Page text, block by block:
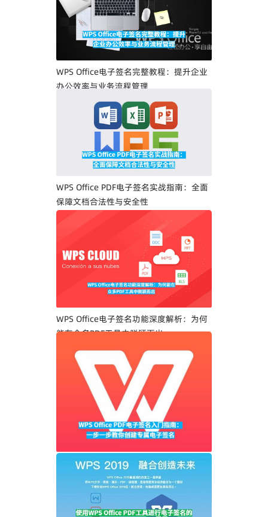
WPS Office电子签名完整教程：提升企业
办公效率与业务流程管理
WPS Office PDF电子签名实战指南：全面
保障文档合法性与安全性
WPS Office电子签名功能深度解析：为何
能在众多PDF工具中脱颖而出
WPS Office PDF电子签名入门指南：一步
一步教你创建专属电子签名